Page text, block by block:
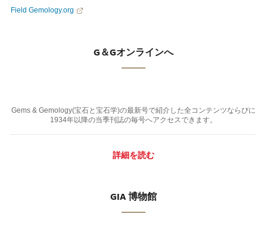
Field Gemology.org
G＆Gオンラインへ
Gems & Gemology(宝石と宝石学)の最新号で紹介した全コンテンツならびに
1934年以降の当季刊誌の毎号へアクセスできます。
詳細を読む
GIA 博物館